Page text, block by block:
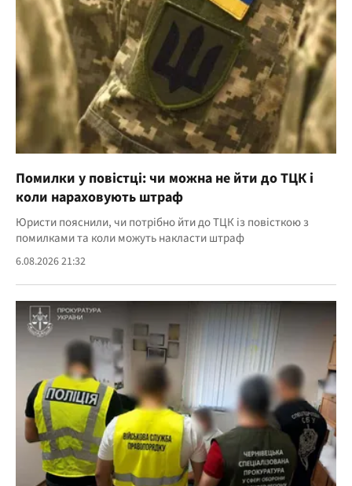
Помилки у повістці: чи можна не йти до ТЦК і
коли нараховують штраф
Юристи пояснили, чи потрібно йти до ТЦК із повісткою з
помилками та коли можуть накласти штраф
6.08.2026 21:32